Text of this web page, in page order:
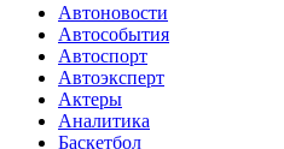
Автоновости
Автособытия
Автоспорт
Автоэксперт
Актеры
Аналитика
Баскетбол